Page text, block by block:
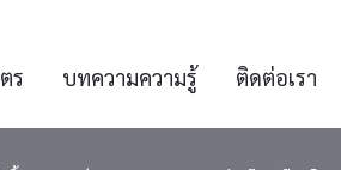
ร บทความความรู้ ติดต่อเรา